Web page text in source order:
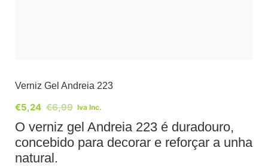
Verniz Gel Andreia 223
€6,99
€5,24 Iva Inc.
O verniz gel Andreia 223 é duradouro,
concebido para decorar e reforçar a unha
natural.